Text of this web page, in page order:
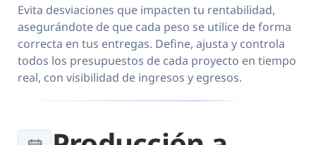
Evita desviaciones que impacten tu rentabilidad,
asegurándote de que cada peso se utilice de forma
correcta en tus entregas. Define, ajusta y controla
todos los presupuestos de cada proyecto en tiempo
real, con visibilidad de ingresos y egresos.